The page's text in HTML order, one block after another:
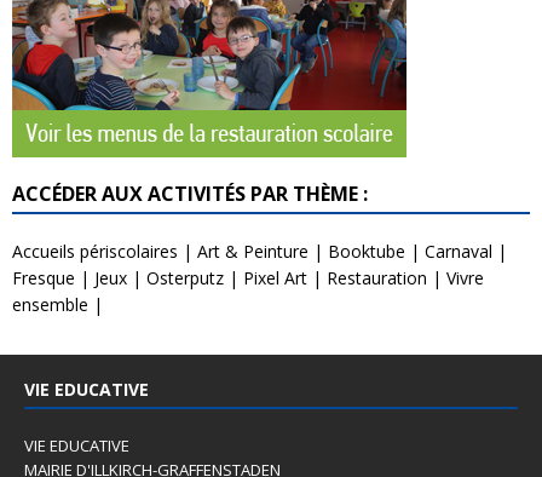
ACCÉDER AUX ACTIVITÉS PAR THÈME :
Accueils périscolaires | Art & Peinture | Booktube | Carnaval |
Fresque | Jeux | Osterputz | Pixel Art | Restauration | Vivre
ensemble |
VIE EDUCATIVE
VIE EDUCATIVE
MAIRIE D'ILLKIRCH-GRAFFENSTADEN